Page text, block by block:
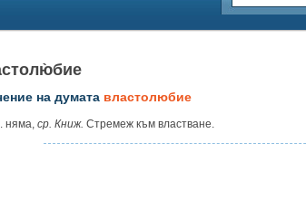
на думата властолюбие
. няма, ср. Книж. Стремеж към властване.